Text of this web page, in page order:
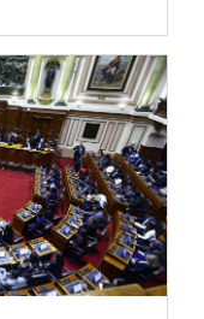
<https://
<http://
radiocongreso
>